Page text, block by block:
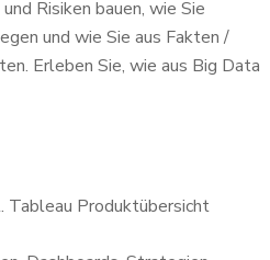
Risiken bauen, wie Sie
und wie Sie aus Fakten /
Erleben Sie, wie aus Big Data
Produktübersicht